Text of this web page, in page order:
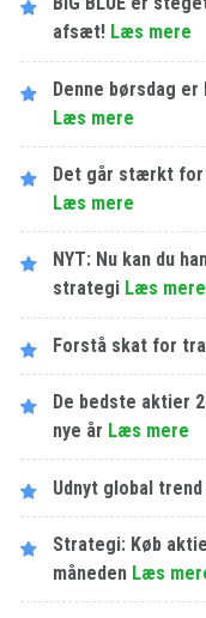
afsæt! Læs mere
Denne børsdag
Læs mere
Det går stærkt for
Læs mere
NYT: Nu kan du
strategi Læs mere
Forstå skat for
De bedste aktier
nye år Læs mere
Udnyt global
Strategi: Køb
måneden Læs